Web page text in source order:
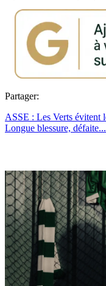
Partager:
ASSE : Les Verts évitent
Longue blessure,